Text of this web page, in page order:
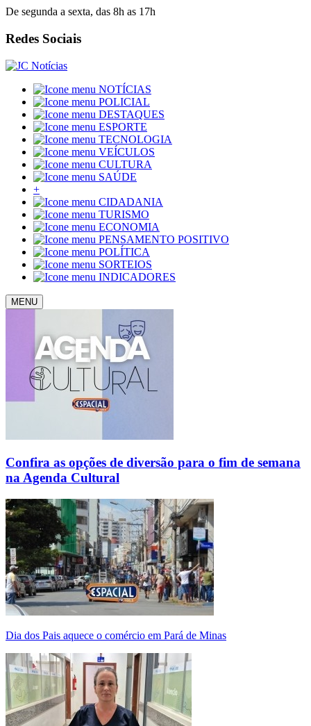
De segunda a sexta, das 8h as 17h
Redes Sociais
NOTÍCIAS
POLICIAL
DESTAQUES
ESPORTE
TECNOLOGIA
VEÍCULOS
CULTURA
SAÚDE
+
CIDADANIA
TURISMO
ECONOMIA
PENSAMENTO POSITIVO
POLÍTICA
SORTEIOS
INDICADORES
MENU
Confira as opções de diversão para o fim de semana
na Agenda Cultural
Dia dos Pais aquece o comércio em Pará de Minas